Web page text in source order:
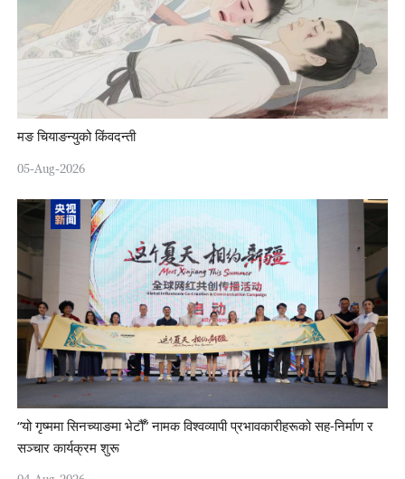
मङ चियाङन्युको किंवदन्ती
05-Aug-2026
“यो गृष्ममा सिनच्याङमा भेटौँ” नामक विश्वव्यापी प्रभावकारीहरूको सह-निर्माण र
सञ्चार कार्यक्रम शुरू